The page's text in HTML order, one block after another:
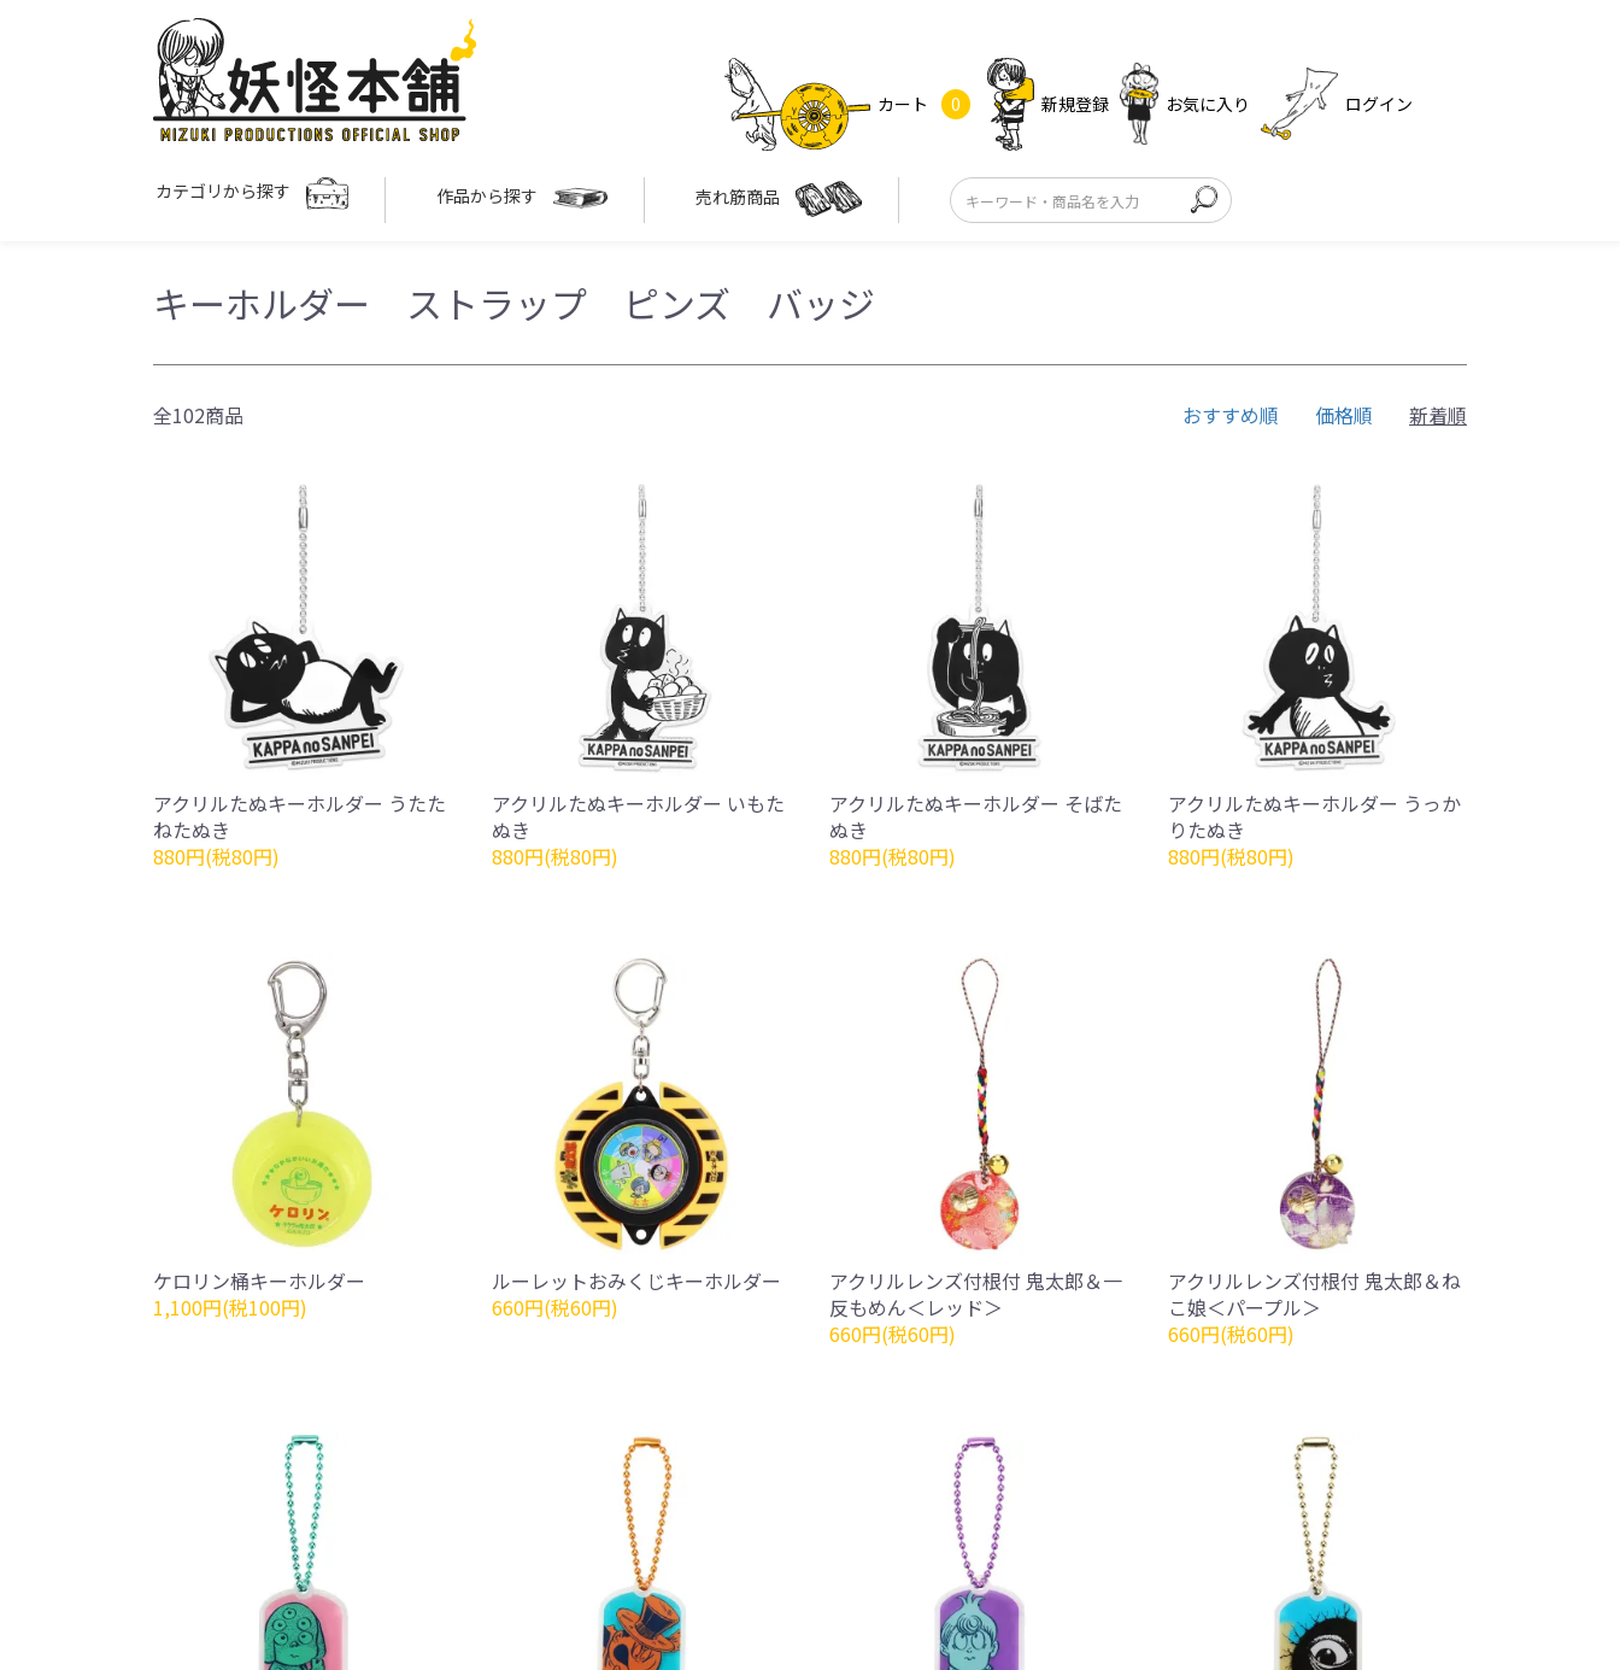
カート 0 新規登録 お気に入り ログイン
カテゴリから探す 作品から探す 売れ筋商品
キーホルダー ストラップ ピンズ バッジ
全102商品 おすすめ順 価格順 新着順
アクリルたぬキーホルダー うたた
ねたぬき
880円(税80円)
アクリルたぬキーホルダー いもた
ぬき
880円(税80円)
アクリルたぬキーホルダー そばた
ぬき
880円(税80円)
アクリルたぬキーホルダー うっか
りたぬき
880円(税80円)
ケロリン桶キーホルダー
1,100円(税100円)
ルーレットおみくじキーホルダー
660円(税60円)
アクリルレンズ付根付 鬼太郎＆一
反もめん＜レッド＞
660円(税60円)
アクリルレンズ付根付 鬼太郎＆ね
こ娘＜パープル＞
660円(税60円)